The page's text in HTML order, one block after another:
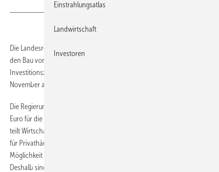
Die Landesregierung von Niederösterreich hat eine Förderaktion für
den Bau von gewerblichen Solaranlagen. Anträge für den
Investitionszuschuss nimmt das Wirtschaftsförderportal am 12.
November ab 9 Uhr entgegen.
Die Regierung des Bundeslandes Niederösterreich stellt 3,5 Millionen
Euro für die Förderung von Photovoltaikanlagen zur Verfügung. Das
teilt Wirtschaftslandrätin Petra Bohuslav mit. Sie will damit nicht nur
für Privathäuser, sondern auch für Unternehmen und die Industrie die
Möglichkeit in die treibhausgasarme Energieversorgung ebnen.
Deshalb sind die Mittel für den Bau von Anlagen bis zu einer Leistung
Einstrahlungsatlas
Landwirtschaft
Investoren